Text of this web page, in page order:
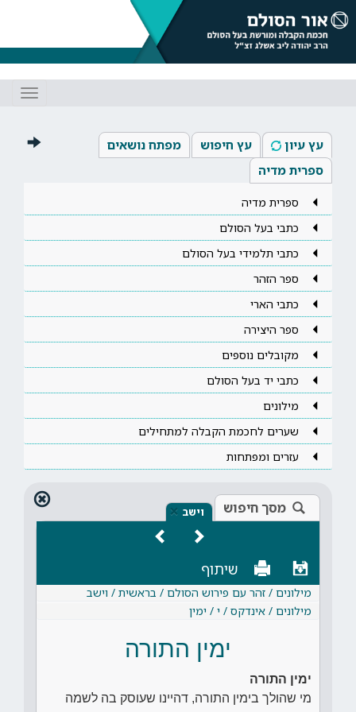
עץ עיון עץ חיפוש
מפתח נושאים
ספרית מדיה
ספרית מדיה
כתבי בעל הסולם
כתבי תלמידי בעל הסולם
ספר הזהר
כתבי הארי
ספר היצירה
מקובלים נוספים
כתבי יד בעל הסולם
מילונים
שערים לחכמת הקבלה למתחילים
עזרים ומפתחות
מסך חיפוש וישב ×
שיתוף
מילונים / זהר עם פירוש הסולם / בראשית / וישב
מילונים / אינדקס / י / ימין
ימין התורה
ימין התורה
מי שהולך בימין התורה, דהיינו שעוסק בה לשמה